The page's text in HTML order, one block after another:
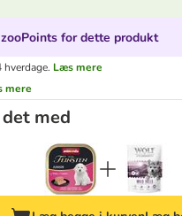
for dette produkt
Læs mere
mere
med